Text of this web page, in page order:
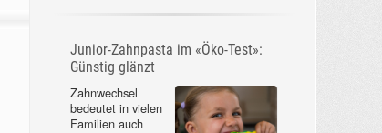
Junior-Zahnpasta im «Öko-Test»:
Günstig glänzt
Zahnwechsel
bedeutet in vielen
Familien auch